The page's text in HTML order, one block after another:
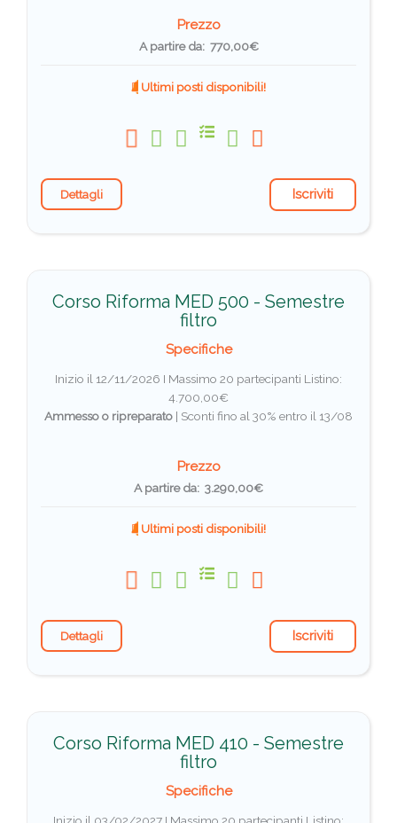
Prezzo
A partire da: 770,00€
Ultimi posti disponibili!
Dettagli Iscriviti
Corso Riforma MED 500 - Semestre
filtro
Specifiche
Inizio il 12/11/2026 I Massimo 20 partecipanti Listino:
4.700,00€
Ammesso o ripreparato | Sconti fino al 30% entro il 13/08
Prezzo
A partire da: 3.290,00€
Ultimi posti disponibili!
Dettagli Iscriviti
Corso Riforma MED 410 - Semestre
filtro
Specifiche